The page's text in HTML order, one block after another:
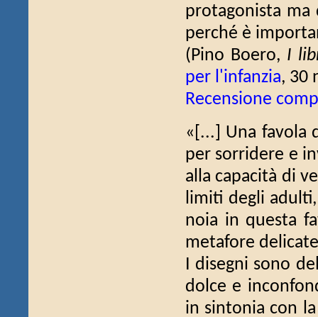
protagonista
perché è
(Pino Boero, I
per l'infanzia, 30
Recensione
«[...] Una favola
per sorridere e
alla capacità di
limiti degli
noia in questa
metafore
I disegni sono
dolce e
in sintonia con